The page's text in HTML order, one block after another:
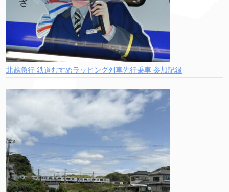
北越急行 鉄道むすめラッピング列車先行乗車 参加記録